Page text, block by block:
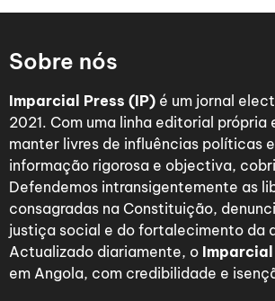
Sobre nós
Imparcial Press (IP) é um jornal
2021. Com uma linha editorial
manter livres de influências políticas
informação rigorosa e objectiva,
Defendemos intransigentemente as
consagradas na Constituição,
justiça social e do fortalecimento da
Actualizado diariamente, o Imparcial
em Angola, com credibilidade e